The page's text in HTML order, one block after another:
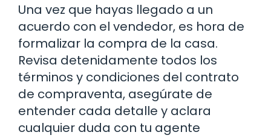
Una vez que hayas llegado a un
acuerdo con el vendedor, es hora de
formalizar la compra de la casa.
Revisa detenidamente todos los
términos y condiciones del contrato
de compraventa, asegúrate de
entender cada detalle y aclara
cualquier duda con tu agente